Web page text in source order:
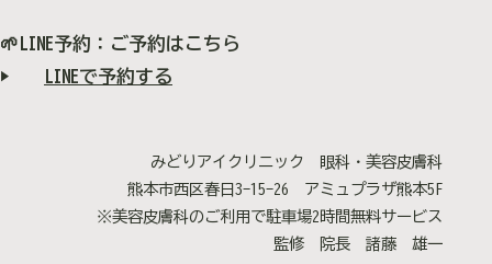
🌱LINE予約 ：ご予約はこちら
▶
LINEで予約する
みどりアイクリニック 眼科・美容皮膚科
熊本市西区春日3-15-26 アミュプラザ熊本5F
※美容皮膚科のご利用で駐車場2時間無料サービス
監修 院長 諸藤 雄一